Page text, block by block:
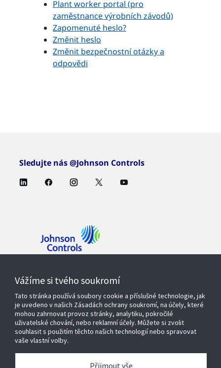
Plant worker portal (pro
zaměstnance výrobních závodů)
Zapomenuté heslo?
Změnit heslo
Změnit bezpečnostní otázky a
odpovědi
Sledujte nás @Johnson Controls
Produkty a řešení
Servisní služby
Vážíme si tvého soukromí
Tato stránka používá soubory cookie a příslušné technologie, jak
je uvedeno v našich Zásadách ochrany soukromí, na účely, které
mohou zahrnovat provoz stránky, analytiku, pokročilé
uživatelské chování, nebo reklamní účely. Můžete si zvolit
souhlasit s použitím těchto našich technologií nebo spravovat
vaše vlastní volby.
Přijmout vše